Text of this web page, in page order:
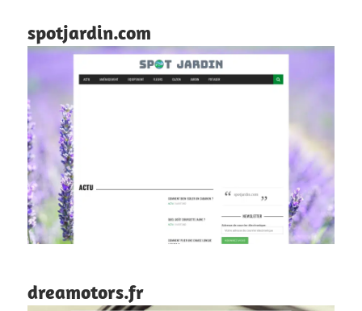
spotjardin.com
dreamotors.fr